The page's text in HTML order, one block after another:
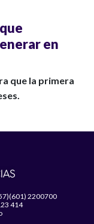
en
que la primera
2200700
414